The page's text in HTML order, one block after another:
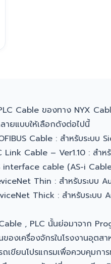
Cable ของทาง NYX
ายแบบให้เลือกดังต่อไปนี้
Cable : สำหรับระบบ
Link Cable – Ver1.10 : สำ
interface cable (AS-i
Thin : สำหรับระบบ
Thick : สำหรับระบบ
, PLC นั้นย่อมาจาก
ของเครื่องจักรในโรงงานอุต
ถเขียนโปรแกรมเพื่อควบคุมกา